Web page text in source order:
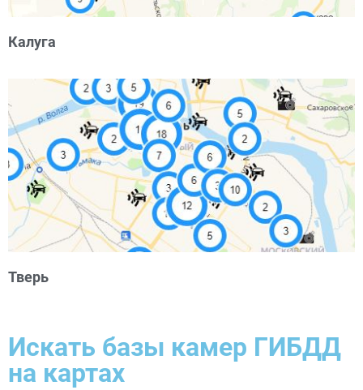
Калуга
Тверь
Искать базы камер ГИБДД
на картах